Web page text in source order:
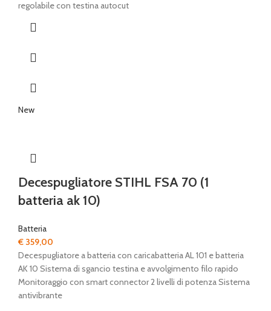
regolabile con testina autocut
New
Decespugliatore STIHL FSA 70 (1
batteria ak 10)
Batteria
€ 359,00
Decespugliatore a batteria con caricabatteria AL 101 e batteria
AK 10 Sistema di sgancio testina e avvolgimento filo rapido
Monitoraggio con smart connector 2 livelli di potenza Sistema
antivibrante